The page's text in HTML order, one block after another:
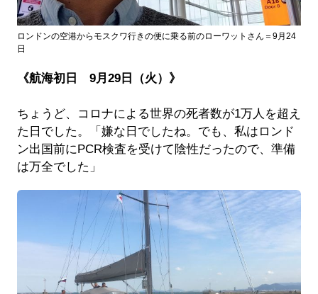
ロンドンの空港からモスクワ行きの便に乗る前のローワットさん＝9月24
日
《航海初日 9月29日（火）》
ちょうど、コロナによる世界の死者数が1万人を超え
た日でした。「嫌な日でしたね。でも、私はロンド
ン出国前にPCR検査を受けて陰性だったので、準備
は万全でした」